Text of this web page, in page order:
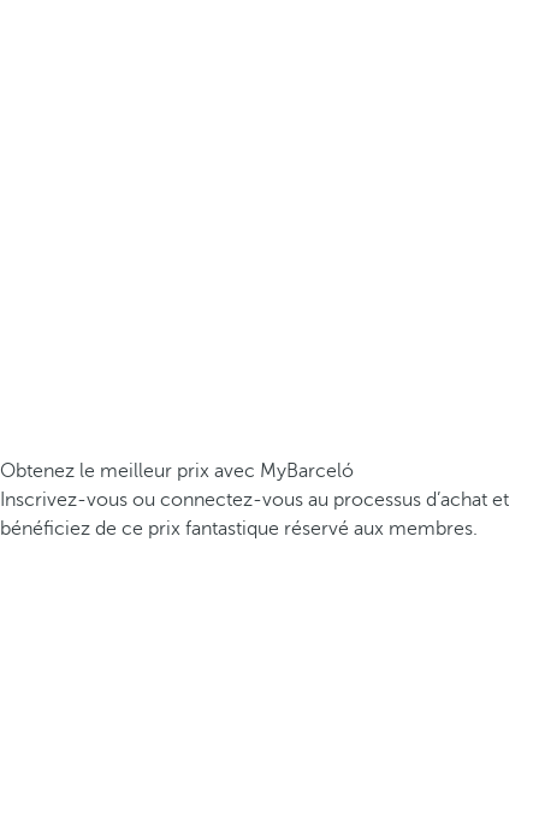
Obtenez le meilleur prix avec MyBarceló
Inscrivez-vous ou connectez-vous au processus d’achat et
bénéficiez de ce prix fantastique réservé aux membres.